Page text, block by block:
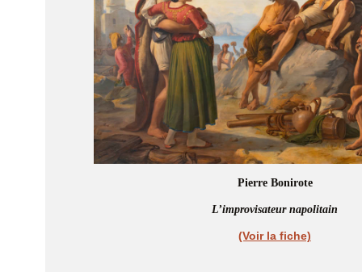
Pierre Bonirote
L’improvisateur napolitain
(Voir la fiche)